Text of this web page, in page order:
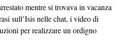
mentre si trovava in vacanza
sull’Isis nelle chat, i video di
per realizzare un ordigno